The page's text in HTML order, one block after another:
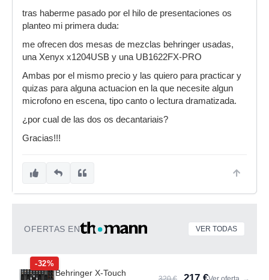
tras haberme pasado por el hilo de presentaciones os
planteo mi primera duda:
me ofrecen dos mesas de mezclas behringer usadas,
una Xenyx x1204USB y una UB1622FX-PRO
Ambas por el mismo precio y las quiero para practicar y
quizas para alguna actuacion en la que necesite algun
microfono en escena, tipo canto o lectura dramatizada.
¿por cual de las dos os decantariais?
Gracias!!!
OFERTAS EN VER TODAS
-32%
Behringer X-Touch